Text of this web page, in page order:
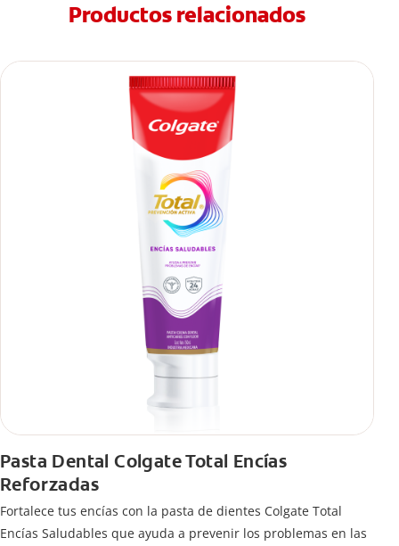
Productos relacionados
Pasta Dental Colgate Total Encías
Reforzadas
Fortalece tus encías con la pasta de dientes Colgate Total
Encías Saludables que ayuda a prevenir los problemas en las